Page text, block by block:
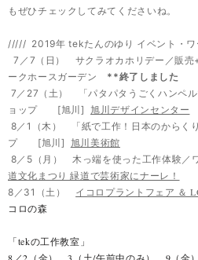
もぜひチェックしてみてくださいね。
///// 2019年 tekたんのゆり イベント・
7／7（日） サクラオカホリデー／販
ークホースガーデン **終了しました
7／27（土） 「パタパタうごくハンペ
ョップ [旭川] 旭川デザインセンター
8／1（木） 「紙で工作！日本のからく
プ [旭川] 旭川美術館
8／5（月） 木っ端を使った工作体
道文化まつり 緑道で芸術家にナーレ！
8／31（土） イコロプラントフェア ＆
コロの森
「tekの工作教室」